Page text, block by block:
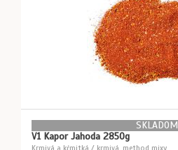
SKLADOM
V1 Kapor Jahoda 2850g
Krmivá a kŕmitká / krmivá, method mixy